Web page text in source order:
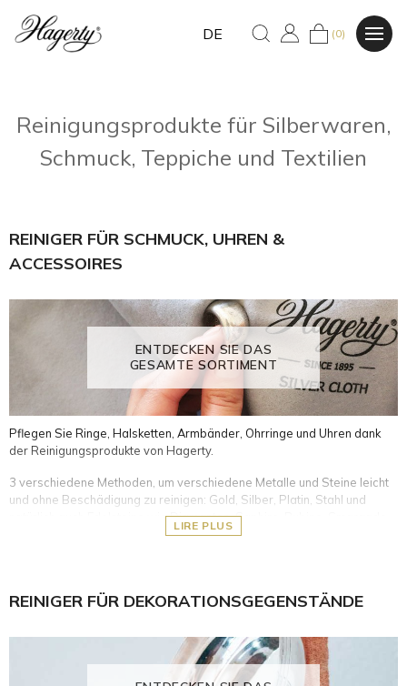
DE (0)
Reinigungsprodukte für Silberwaren,
Schmuck, Teppiche und Textilien
REINIGER FÜR SCHMUCK, UHREN &
ACCESSOIRES
ENTDECKEN SIE DAS
GESAMTE SORTIMENT
Pflegen Sie Ringe, Halsketten, Armbänder, Ohrringe und Uhren dank
der Reinigungsprodukte von Hagerty.
3 verschiedene Methoden, um verschiedene Metalle und Steine leicht
und ohne Beschädigung zu reinigen: Gold, Silber, Platin, Stahl und
natürlich auch Edelsteine wie Diamanten, Saphire, Rubine, Smaragde,
Ihnen, Ihre wertvollen Gegenstände 2 bis 3 Minuten lang in die
Reinigungstücher: 100% Baumwolle, imprägniert mit einer Formel
zum schnellen Polieren von Juwelen, um Oxidation und Schmutz
zu entfernen und den Glanz wiederherzustellen.
LIRE PLUS
REINIGER FÜR DEKORATIONSGEGENSTÄNDE